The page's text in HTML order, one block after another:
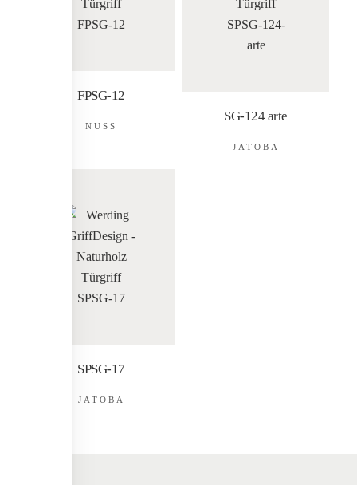
FPSG-12
NUSS
SG-124 arte
JATOBA
SPSG-17
JATOBA